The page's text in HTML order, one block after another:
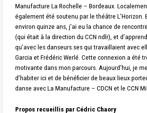
Manufacture La Rochelle – Bordeaux.
également été soutenu par le théâtre L’Horizon.
environ quinze ans, j’ai eu la chance de
(qui était à la direction du CCN ndlr), et
qu’avec les danseurs.ses qui travaillaient avec
Garcia et Frédéric Werlé. Cette connexion a été
motivante dans mon parcours. Aujourd’hui, je
d’habiter ici et de bénéficier de beaux lieux
danse avec La Manufacture – CDCN et le CCN
Propos recueillis par Cédric Chaory